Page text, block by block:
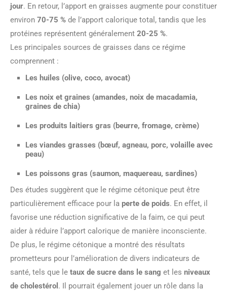
jour. En retour, l’apport en graisses augmente pour constituer
environ 70-75 % de l’apport calorique total, tandis que les
protéines représentent généralement 20-25 %.
Les principales sources de graisses dans ce régime
comprennent :
Les huiles (olive, coco, avocat)
Les noix et graines (amandes, noix de macadamia,
graines de chia)
Les produits laitiers gras (beurre, fromage, crème)
Les viandes grasses (bœuf, agneau, porc, volaille avec
peau)
Les poissons gras (saumon, maquereau, sardines)
Des études suggèrent que le régime cétonique peut être
particulièrement efficace pour la perte de poids. En effet, il
favorise une réduction significative de la faim, ce qui peut
aider à réduire l’apport calorique de manière inconsciente.
De plus, le régime cétonique a montré des résultats
prometteurs pour l’amélioration de divers indicateurs de
santé, tels que le taux de sucre dans le sang et les niveaux
de cholestérol . Il pourrait également jouer un rôle dans la